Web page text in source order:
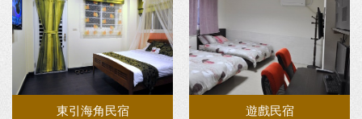
東引海角民宿 遊戲民宿